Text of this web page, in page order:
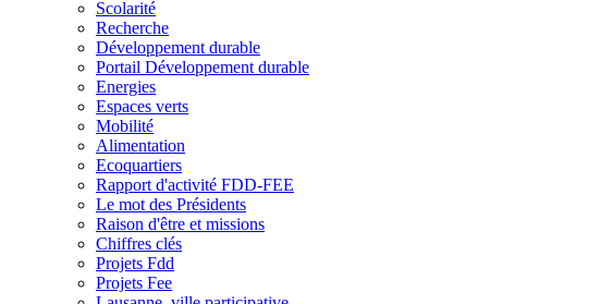
Scolarité
Recherche
Développement durable
Portail Développement durable
Energies
Espaces verts
Mobilité
Alimentation
Ecoquartiers
Rapport d'activité FDD-FEE
Le mot des Présidents
Raison d'être et missions
Chiffres clés
Projets Fdd
Projets Fee